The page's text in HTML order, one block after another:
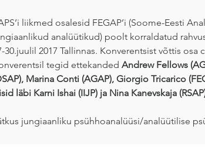
liikmed osalesid FEGAP’i (Soome-Eesti
analüütikud) poolt korraldatud
30.juulil 2017 Tallinnas. Konverentsist võttis
tegid ettekanded Andrew Fellows
Marina Conti (AGAP), Giorgio Tricarico
läbi Karni Ishai (IIJP) ja Nina Kanevskaja
jungiaanliku psühhoanalüüsi/analüütilise